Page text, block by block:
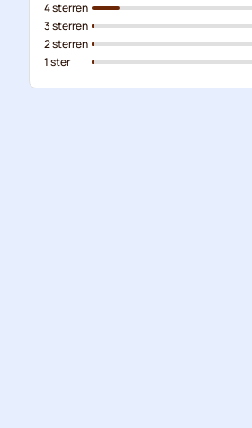
4 sterren
3 sterren
2 sterren
1 ster